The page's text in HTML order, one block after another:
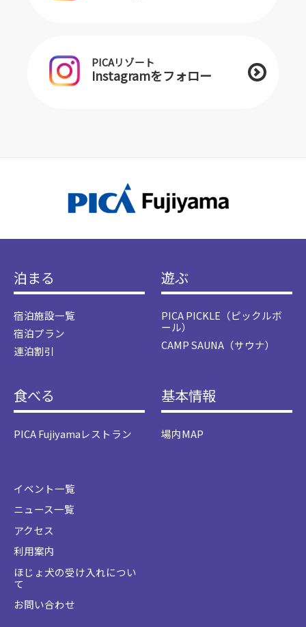
PICAリゾート
Instagramをフォロー
泊まる
宿泊施設一覧
宿泊プラン
連泊割引
遊ぶ
PICA PICKLE（ピックルボ
ール）
CAMP SAUNA（サウナ）
食べる
PICA Fujiyamaレストラン
基本情報
場内MAP
イベント一覧
ニュース一覧
アクセス
利用案内
ほじょ犬の受け入れについ
て
お問い合わせ